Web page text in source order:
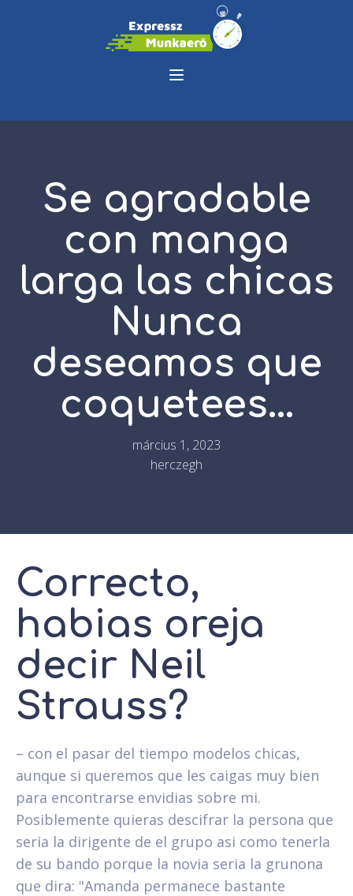
Se agradable
con manga
larga las chicas
Nunca
deseamos que
coquetees...
március 1, 2023
herczegh
Correcto,
habias oreja
decir Neil
Strauss?
– con el pasar del tiempo modelos chicas,
aunque si queremos que les caigas muy bien
para encontrarse envidias sobre mi.
Posiblemente quieras descifrar la persona que
seri­a la dirigente de el grupo asi­ como tenerla
de su bando porque la novia seria la grunona
que dira: "Amanda permanece bastante